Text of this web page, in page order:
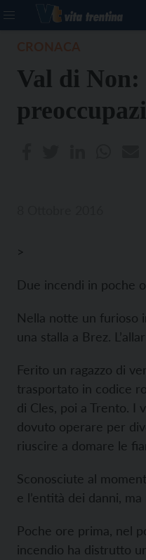
Val di Non:
>
Due incendi in poche
Nella notte un furioso
una stalla a Brez.
Ferito un ragazzo di
trasportato in codice
di Cles, poi a Trento. I
dovuto operare per
riuscire a domare le
Sconosciute al
e l’entità dei danni,
Poche ore prima, nel
incendio ha distrutto